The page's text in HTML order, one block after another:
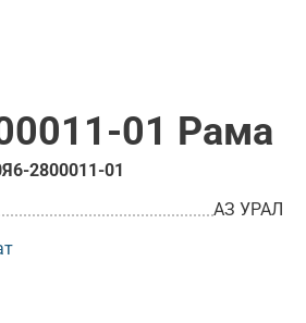
01 Рама
2800011-01
АЗ УРАЛ